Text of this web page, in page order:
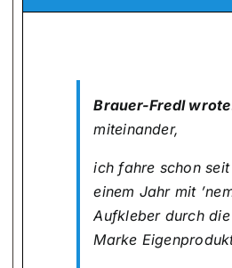
Brauer-Fredl
miteinander,
ich fahre schon
einem Jahr mit
Aufkleber durch die
Marke